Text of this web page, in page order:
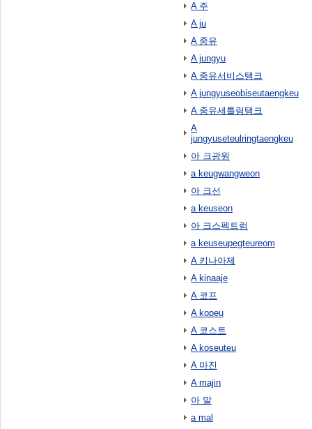
A 주
A ju
A 중유
A jungyu
A 중유서비스탱크
A jungyuseobiseutaengkeu
A 중유세틀링탱크
A
jungyuseteulringtaengkeu
아 크광원
a keugwangweon
아 크선
a keuseon
아 크스펙트럼
a keuseupegteureom
A 키나아제
A kinaaje
A 코프
A kopeu
A 코스트
A koseuteu
A 마진
A majin
아 말
a mal